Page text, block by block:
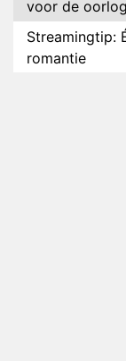
voor de oorlog
Streamingtip:
romantie